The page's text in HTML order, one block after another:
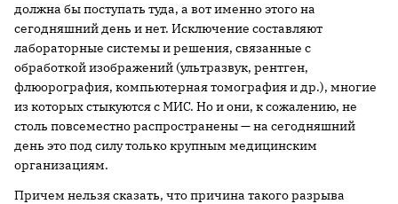
должна бы поступать туда, а вот именно этого на
сегодняшний день и нет. Исключение составляют
лабораторные системы и решения, связанные с
обработкой изображений (ультразвук, рентген,
флюорография, компьютерная томография и др.), многие
из которых стыкуются с МИС. Но и они, к сожалению, не
столь повсеместно распространены — на сегодняшний
день это под силу только крупным медицинским
организациям.
Причем нельзя сказать, что причина такого разрыва